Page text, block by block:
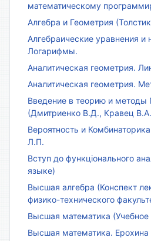
математическому
Алгебра и Геометрия
Алгебраические уравнения и
Логарифмы.
Аналитическая геометрия.
Аналитическая геометрия.
Введение в теорию и методы
(Дмитриенко В.Д., Кравец
Вероятность и
Л.П.
Вступ до функціонального
языке)
Высшая алгебра (Конспект
физико-технического
Высшая математика (Учебное
Высшая математика.